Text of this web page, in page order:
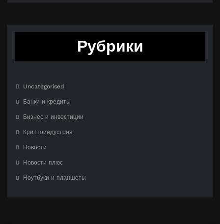
Рубрики
Uncategorised
Банки и кредиты
Бизнес и инвестиции
Криптоиндустрия
Новости
Новости плюс
Ноутбуки и планшеты